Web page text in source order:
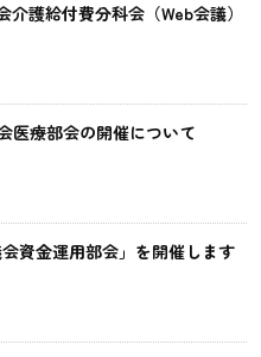
介護給付費分科会（Web会議）
医療部会の開催について
会資金運用部会」を開催します